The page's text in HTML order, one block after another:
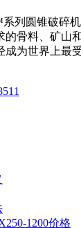
列圆锥破碎
的骨料、矿山
成为世界上最
1200价格